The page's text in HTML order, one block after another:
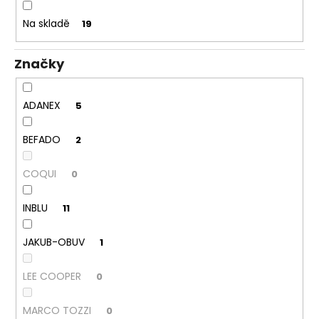
k
ů
Na skladě 19
Značky
ADANEX 5
BEFADO 2
COQUI 0
INBLU 11
JAKUB-OBUV 1
LEE COOPER 0
MARCO TOZZI 0
a
j
í
t
?
D
o
p
o
u